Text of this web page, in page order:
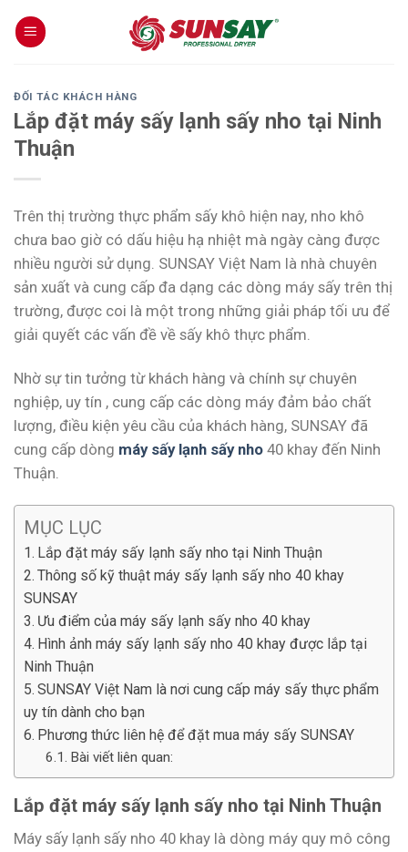
Skip
ĐỐI TÁC KHÁCH HÀNG
Lắp đặt máy sấy lạnh sấy nho tại Ninh
Thuận
Trên thị trường thực phẩm sấy khô hiện nay, nho khô
chưa bao giờ có dấu hiệu hạ nhiệt mà ngày càng được
nhiều người sử dụng. SUNSAY Việt Nam là nhà chuyên
sản xuất và cung cấp đa dạng các dòng máy sấy trên thị
trường, được coi là một trong những giải pháp tối ưu để
giải quyết các vấn đề về sấy khô thực phẩm.
Nhờ sự tin tưởng từ khách hàng và chính sự chuyên
nghiệp, uy tín , cung cấp các dòng máy đảm bảo chất
lượng, điều kiện yêu cầu của khách hàng, SUNSAY đã
cung cấp dòng máy sấy lạnh sấy nho 40 khay đến Ninh
Thuận.
MỤC LỤC
Lắp đặt máy sấy lạnh sấy nho tại Ninh Thuận
Thông số kỹ thuật máy sấy lạnh sấy nho 40 khay
SUNSAY
Ưu điểm của máy sấy lạnh sấy nho 40 khay
Hình ảnh máy sấy lạnh sấy nho 40 khay được lắp tại
Ninh Thuận
SUNSAY Việt Nam là nơi cung cấp máy sấy thực phẩm
uy tín dành cho bạn
Phương thức liên hệ để đặt mua máy sấy SUNSAY
Bài viết liên quan:
Lắp đặt máy sấy lạnh sấy nho tại Ninh Thuận
Máy sấy lạnh sấy nho 40 khay là dòng máy quy mô công